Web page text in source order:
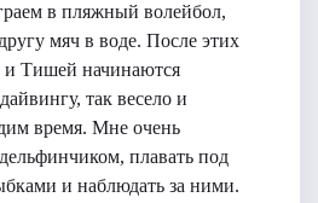
в пляжный волейбол,
мяч в воде. После этих
и Тишей начинаются
так весело и
время. Мне очень
плавать под
и наблюдать за ними.